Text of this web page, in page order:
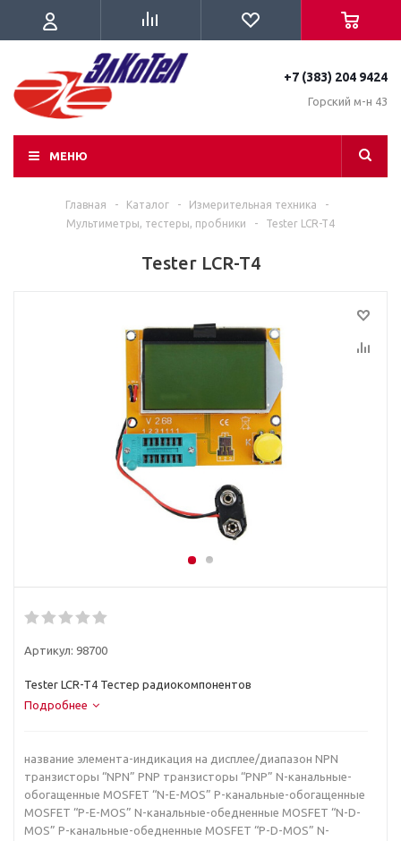
+7 (383) 204 9424
Горский м-н 43
МЕНЮ
Главная - Каталог - Измерительная техника
-
Мультиметры, тестеры, пробники
- Tester LCR-T4
Tester LCR-T4
Артикул: 98700
Tester LCR-T4 Тестер радиокомпонентов
Подробнее
название элемента-индикация на дисплее/диапазон NPN
транзисторы “NPN” PNP транзисторы “PNP” N-канальные-
обогащенные MOSFET “N-E-MOS” P-канальные-обогащенные
MOSFET “P-E-MOS” N-канальные-обедненные MOSFET “N-D-
MOS” P-канальные-обедненные MOSFET “P-D-MOS” N-